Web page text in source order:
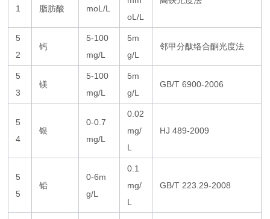
1
脂肪酸
moL/L
oL/L
5
2
钙
5-100
mg/L
5m
g/L
邻甲分酞络合酮光度法
5
3
镁
5-100
mg/L
5m
g/L
GB/T 6900-2006
5
4
银
0-0.7
mg/L
0.02
mg/
L
HJ 489-2009
5
5
铅
0-6m
g/L
0.1
mg/
L
GB/T 223.29-2008